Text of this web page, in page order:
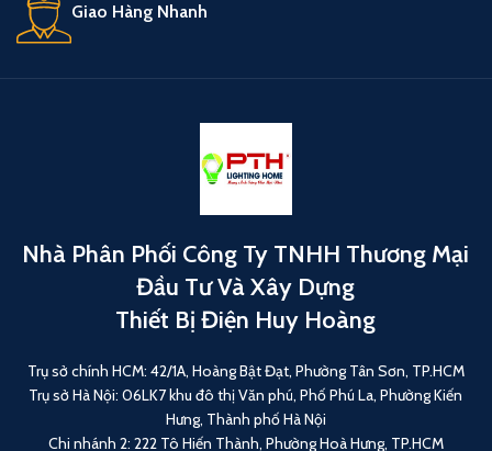
Giao Hàng Nhanh
Nhà Phân Phối Công Ty TNHH Thương Mại
Đầu Tư Và Xây Dựng
Thiết Bị Điện Huy Hoàng
Trụ sở chính HCM: 42/1A, Hoàng Bật Đạt, Phường Tân Sơn, TP.HCM
Trụ sở Hà Nội: 06LK7 khu đô thị Văn phú, Phố Phú La, Phường Kiến
Hưng, Thành phố Hà Nội
Chi nhánh 2: 222 Tô Hiến Thành, Phường Hoà Hưng, TP.HCM